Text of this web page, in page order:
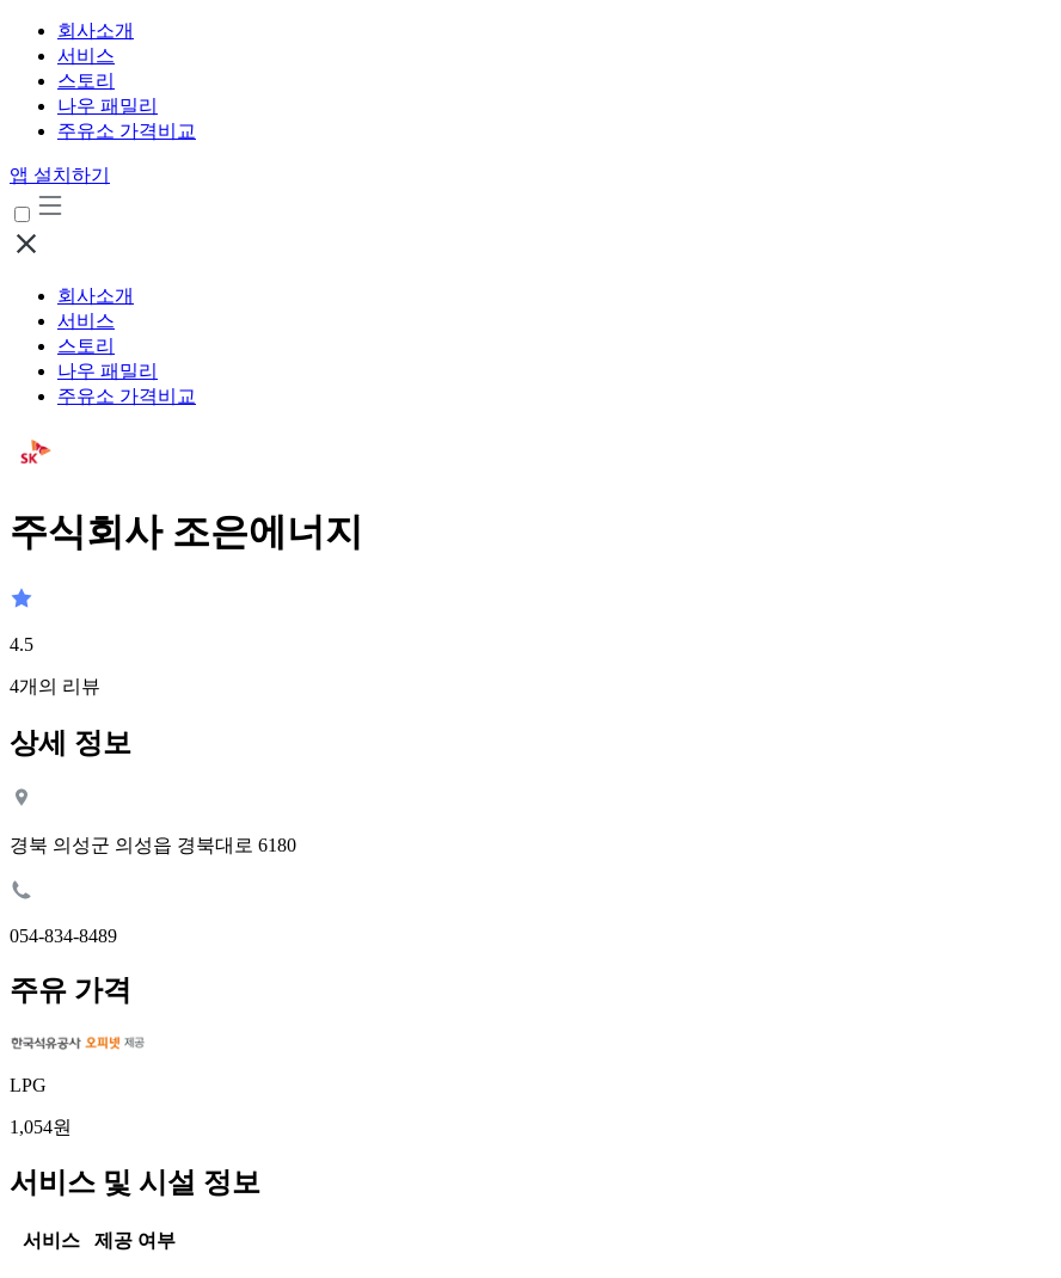
회사소개
서비스
스토리
나우 패밀리
주유소 가격비교
앱 설치하기
회사소개
서비스
스토리
나우 패밀리
주유소 가격비교
주식회사 조은에너지
4.5
4개의 리뷰
상세 정보
경북 의성군 의성읍 경북대로 6180
054-834-8489
주유 가격
LPG
1,054원
서비스 및 시설 정보
서비스 제공 여부